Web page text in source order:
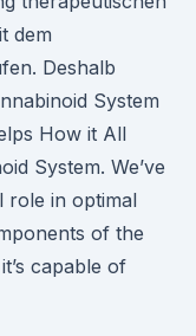
dem
Deshalb
System
How it All
System. We’ve
role in optimal
of the
capable of